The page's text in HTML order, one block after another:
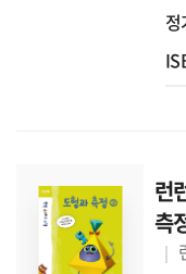
정
런
측